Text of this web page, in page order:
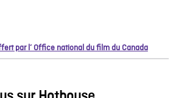
par l’ Office national du film du Canada